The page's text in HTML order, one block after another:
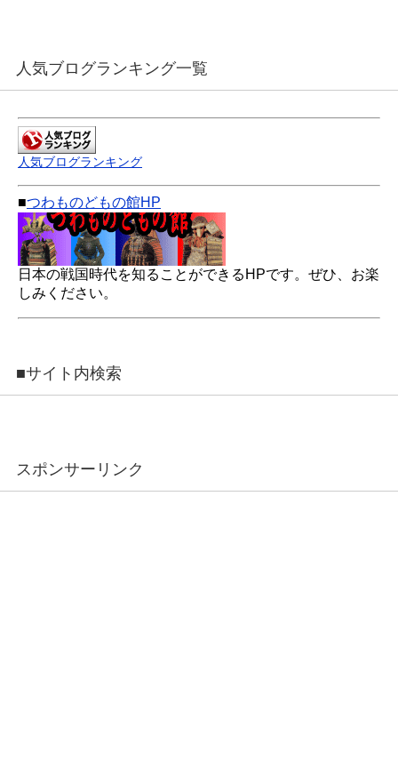
人気ブログランキング一覧
人気ブログランキング
■つわものどもの館HP
日本の戦国時代を知ることができるHPです。ぜひ、お楽
しみください。
■サイト内検索
スポンサーリンク